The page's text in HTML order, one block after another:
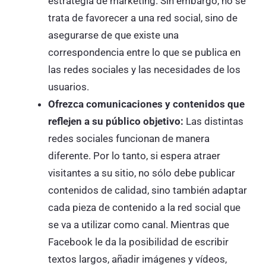
trata de favorecer a una red social, sino de
asegurarse de que existe una
correspondencia entre lo que se publica en
las redes sociales y las necesidades de los
usuarios.
Ofrezca comunicaciones y contenidos que
reflejen a su público objetivo: Las distintas
redes sociales funcionan de manera
diferente. Por lo tanto, si espera atraer
visitantes a su sitio, no sólo debe publicar
contenidos de calidad, sino también adaptar
cada pieza de contenido a la red social que
se va a utilizar como canal. Mientras que
Facebook le da la posibilidad de escribir
textos largos, añadir imágenes y vídeos,